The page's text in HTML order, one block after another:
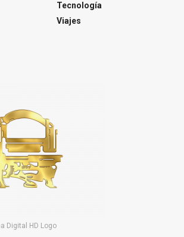
Tecnología
Viajes
Digital HD Logo